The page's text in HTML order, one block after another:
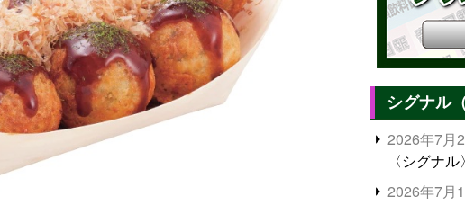
シグナル
2026年7月
〈シグナ
2026年7月